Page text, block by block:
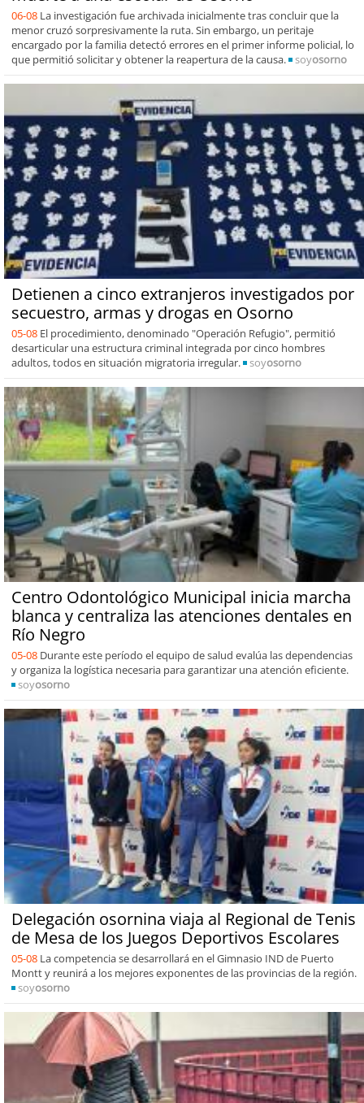
06-08 La investigación fue archivada inicialmente tras concluir que la
menor cruzó sorpresivamente la ruta. Sin embargo, un peritaje
encargado por la familia detectó errores en el primer informe policial, lo
que permitió solicitar y obtener la reapertura de la causa.
soyosorno
Detienen a cinco extranjeros investigados por
secuestro, armas y drogas en Osorno
05-08 El procedimiento, denominado "Operación Refugio", permitió
desarticular una estructura criminal integrada por cinco hombres
adultos, todos en situación migratoria irregular.
soyosorno
Centro Odontológico Municipal inicia marcha
blanca y centraliza las atenciones dentales en
Río Negro
05-08 Durante este período el equipo de salud evalúa las dependencias
y organiza la logística necesaria para garantizar una atención eficiente.
soyosorno
Delegación osornina viaja al Regional de Tenis
de Mesa de los Juegos Deportivos Escolares
05-08 La competencia se desarrollará en el Gimnasio IND de Puerto
Montt y reunirá a los mejores exponentes de las provincias de la región.
soyosorno